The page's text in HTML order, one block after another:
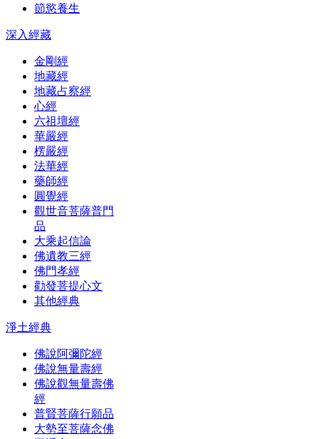
節慾養生
深入經藏
金剛經
地藏經
地藏占察經
心經
六祖壇經
華嚴經
楞嚴經
法華經
藥師經
圓覺經
觀世音菩薩普門
品
大乘起信論
佛遺教三經
佛門孝經
勸發菩提心文
其他經典
淨土經典
佛說阿彌陀經
佛說無量壽經
佛說觀無量壽佛
經
普賢菩薩行願品
大勢至菩薩念佛